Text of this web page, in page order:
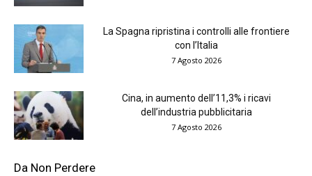
La Spagna ripristina i controlli alle frontiere
con l’Italia
7 Agosto 2026
Cina, in aumento dell’11,3% i ricavi
dell’industria pubblicitaria
7 Agosto 2026
Da Non Perdere